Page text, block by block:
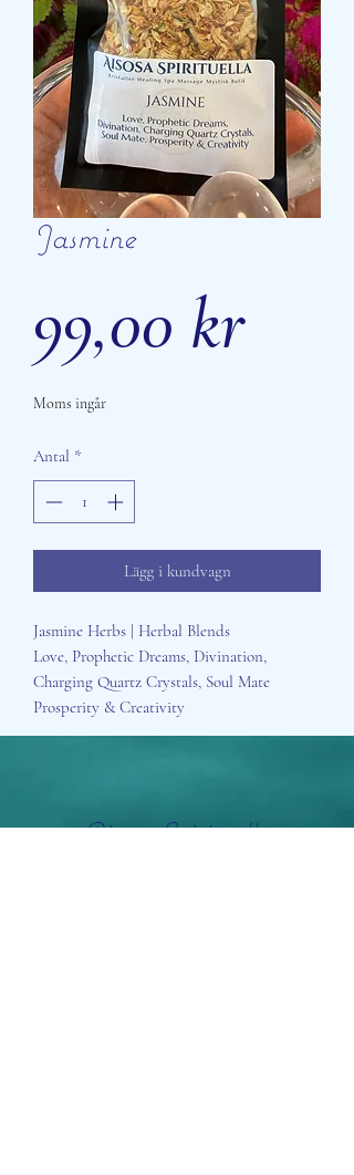
Jasmine
99,00 krPris
Moms ingår
Antal *
Lägg i kundvagn
Jasmine Herbs | Herbal Blends
Love, Prophetic Dreams, Divination,
Charging Quartz Crystals, Soul Mate
Prosperity & Creativity
Aisosa Spirituella